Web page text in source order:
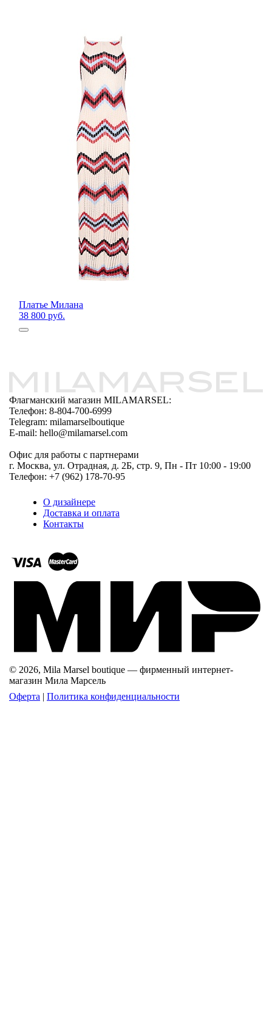
Платье Милана
38 800 руб.
Флагманский магазин MILAMARSEL:
Телефон: 8-804-700-6999
Telegram: milamarselboutique
E-mail: hello@milamarsel.com
Офис для работы с партнерами
г. Москва, ул. Отрадная, д. 2Б, стр. 9, Пн - Пт 10:00 - 19:00
Телефон: +7 (962) 178-70-95
О дизайнере
Доставка и оплата
Контакты
© 2026, Mila Marsel boutique — фирменный интернет-
магазин Мила Марсель
Оферта | Политика конфиденциальности